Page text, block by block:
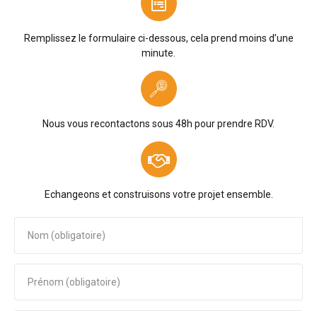
Remplissez le formulaire ci-dessous, cela prend moins d’une
minute.
Nous vous recontactons sous 48h pour prendre RDV.
Echangeons et construisons votre projet ensemble.